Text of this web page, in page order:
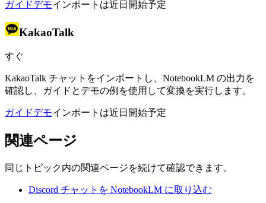
ガイドデモインポートは近日開始予定
KakaoTalk
すぐ
KakaoTalk チャットをインポートし、NotebookLM の出力を
確認し、ガイドとデモの例を使用して変換を実行します。
ガイドデモインポートは近日開始予定
関連ページ
同じトピック内の関連ページを続けて確認できます。
Discord チャットを NotebookLM に取り込む